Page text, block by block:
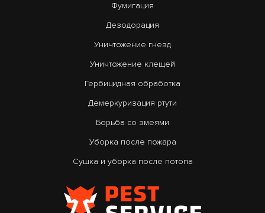
Фумигация
Дезодорация
Уничтожение гнезд
Уничтожение клещей
Гербицидная обработка
Демеркуризация ртути
Борьба со змеями
Уборка после пожара
Сушка и уборка после потопа